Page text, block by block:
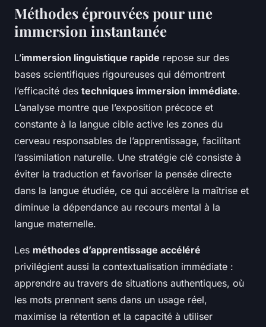
Méthodes éprouvées pour une
immersion instantanée
L’immersion linguistique rapide repose sur des
bases scientifiques rigoureuses qui démontrent
l’efficacité des techniques immersion immédiate.
L’analyse montre que l’exposition précoce et
constante à la langue cible active les zones du
cerveau responsables de l’apprentissage, facilitant
l’assimilation naturelle. Une stratégie clé consiste à
éviter la traduction et favoriser la pensée directe
dans la langue étudiée, ce qui accélère la maîtrise et
diminue la dépendance au recours mental à la
langue maternelle.
Les méthodes d’apprentissage accéléré
privilégient aussi la contextualisation immédiate :
apprendre au travers de situations authentiques, où
les mots prennent sens dans un usage réel,
maximise la rétention et la capacité à utiliser